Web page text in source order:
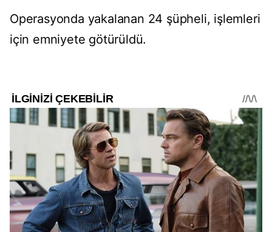
Operasyonda yakalanan 24 şüpheli, işlemleri
için emniyete götürüldü.